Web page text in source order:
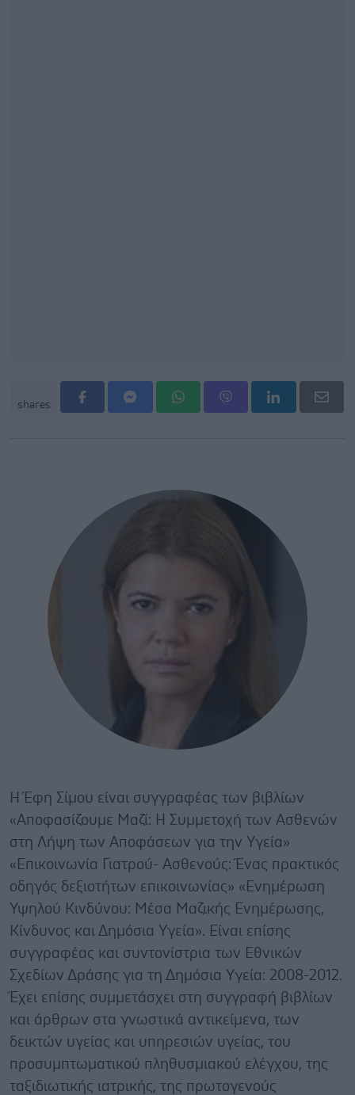
shares
Η Έφη Σίμου είναι συγγραφέας των βιβλίων
«Αποφασίζουμε Μαζί: Η Συμμετοχή των Ασθενών
στη Λήψη των Αποφάσεων για την Υγεία»
«Επικοινωνία Γιατρού- Ασθενούς: Ένας πρακτικός
οδηγός δεξιοτήτων επικοινωνίας» «Ενημέρωση
Υψηλού Κινδύνου: Μέσα Μαζικής Ενημέρωσης,
Κίνδυνος και Δημόσια Υγεία». Είναι επίσης
συγγραφέας και συντονίστρια των Εθνικών
Σχεδίων Δράσης για τη Δημόσια Υγεία: 2008-2012.
Έχει επίσης συμμετάσχει στη συγγραφή βιβλίων
και άρθρων στα γνωστικά αντικείμενα, των
δεικτών υγείας και υπηρεσιών υγείας, του
προσυμπτωματικού πληθυσμιακού ελέγχου, της
ταξιδιωτικής ιατρικής, της πρωτογενούς